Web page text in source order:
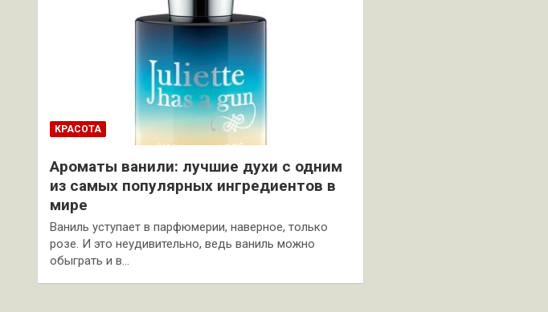
КРАСОТА
Ароматы ванили: лучшие духи с одним
из самых популярных ингредиентов в
мире
Ваниль уступает в парфюмерии, наверное, только
розе. И это неудивительно, ведь ваниль можно
обыграть и в…